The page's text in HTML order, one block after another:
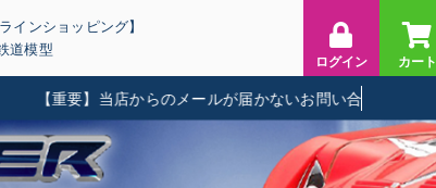
インショッピング】
道模型
ログイン カート
【重要】当店からのメールが届かないお問い合わせに関して